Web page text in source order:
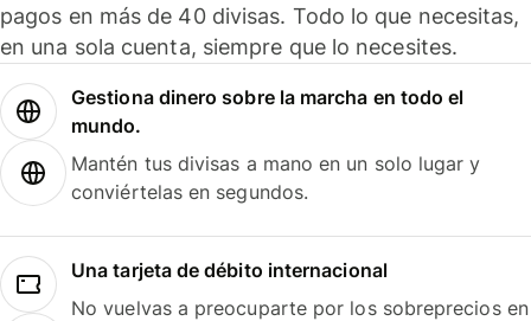
pagos en más de 40 divisas. Todo lo que necesitas,
en una sola cuenta, siempre que lo necesites.
Gestiona dinero sobre la marcha en todo el
mundo.
Mantén tus divisas a mano en un solo lugar y
conviértelas en segundos.
Una tarjeta de débito internacional
No vuelvas a preocuparte por los sobreprecios en